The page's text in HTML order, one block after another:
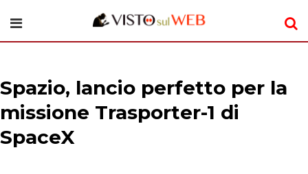
Spazio, lancio perfetto per la
missione Trasporter-1 di
SpaceX